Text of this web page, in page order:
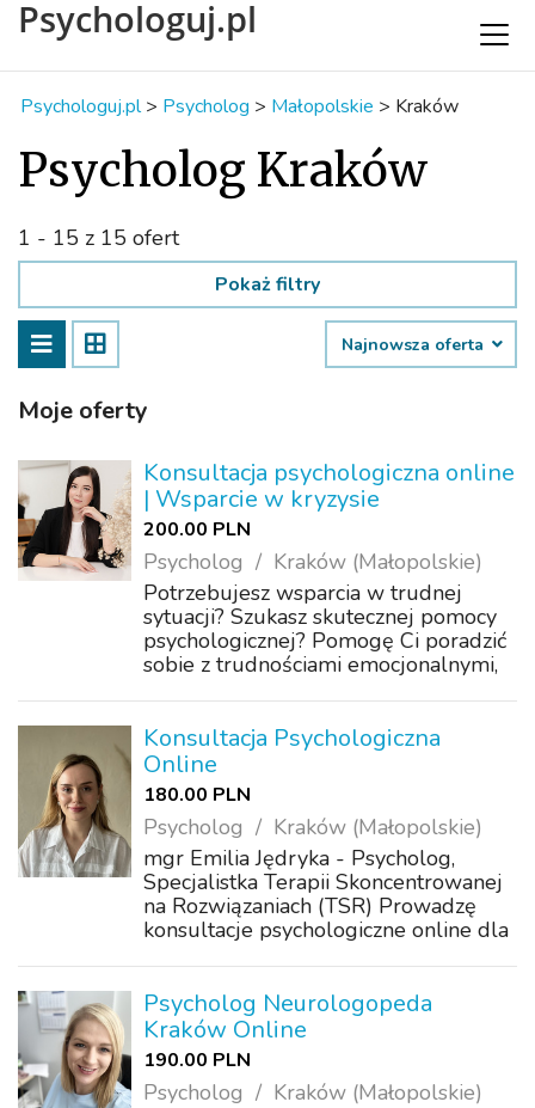
Psychologuj.pl
Psychologuj.pl > Psycholog > Małopolskie > Kraków
Psycholog Kraków
1 - 15 z 15 ofert
Pokaż filtry
Najnowsza oferta
Moje oferty
Konsultacja psychologiczna online
| Wsparcie w kryzysie
200.00 PLN
Psycholog
Kraków (Małopolskie)
Potrzebujesz wsparcia w trudnej
sytuacji? Szukasz skutecznej pomocy
psychologicznej? Pomogę Ci poradzić
sobie z trudnościami emocjonalnymi,
rozwiązania, które pozwolą Ci poczuć
się lepie...
Konsultacja Psychologiczna
Online
180.00 PLN
Psycholog
Kraków (Małopolskie)
mgr Emilia Jędryka - Psycholog,
Specjalistka Terapii Skoncentrowanej
na Rozwiązaniach (TSR) Prowadzę
konsultacje psychologiczne online dla
online już teraz! Kontakt: e-mail:
info@ps...
Psycholog Neurologopeda
Kraków Online
190.00 PLN
Psycholog
Kraków (Małopolskie)